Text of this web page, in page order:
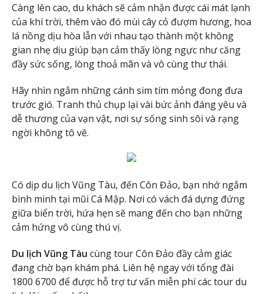
Càng lên cao, du khách sẽ cảm nhận được cái mát lạnh
của khí trời, thêm vào đó mùi cây cỏ đượm hương, hoa
lá nồng dịu hòa lẫn với nhau tạo thành một không
gian nhẹ dịu giúp bạn cảm thấy lòng ngực như căng
đầy sức sống, lòng thoả mãn và vô cùng thư thái.
Hãy nhìn ngắm những cánh sim tím mỏng đong đưa
trước gió. Tranh thủ chụp lại vài bức ảnh đáng yêu và
dễ thương của vạn vật, nơi sự sống sinh sôi và rạng
ngời không tô vẽ.
Có dịp du lịch Vũng Tàu, đến Côn Đảo, bạn nhớ ngắm
bình minh tại mũi Cá Mập. Nơi có vách đá dựng đứng
giữa biển trời, hứa hẹn sẽ mang đến cho bạn những
cảm hứng vô cùng thú vị.
Du lịch Vũng Tàu cùng tour Côn Đảo đầy cảm giác
đang chờ bạn khám phá. Liên hệ ngay với tổng đài
1800 6700 để được hỗ trợ tư vấn miễn phí các tour du